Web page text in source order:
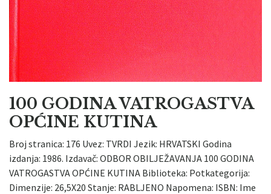
100 GODINA VATROGASTVA
OPĆINE KUTINA
Broj stranica: 176 Uvez: TVRDI Jezik: HRVATSKI Godina
izdanja: 1986. Izdavač: ODBOR OBILJEŽAVANJA 100 GODINA
VATROGASTVA OPĆINE KUTINA Biblioteka: Potkategorija:
Dimenzije: 26,5X20 Stanje: RABLJENO Napomena: ISBN: Ime